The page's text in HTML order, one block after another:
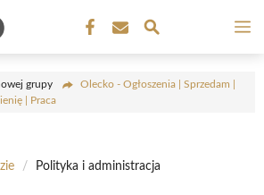
grupy
Olecko - Ogłoszenia | Sprzedam |
| Praca
/ Polityka i administracja